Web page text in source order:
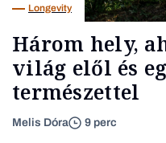
Longevity
Három hely,
világ elől és
természettel
Melis Dóra 9 perc